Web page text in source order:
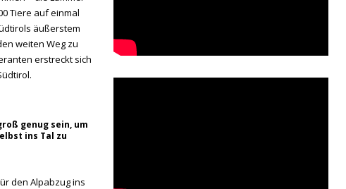
Tiere auf einmal
äußerstem
weiten Weg zu
erstreckt sich
genug sein, um
ins Tal zu
den Alpabzug ins